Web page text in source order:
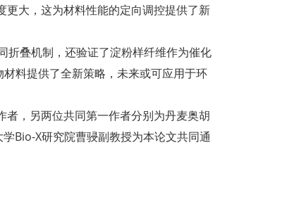
大，这为材料性能的定向调控提供了新
折叠机制，还验证了淀粉样纤维作为催化
料提供了全新策略，未来或可应用于环
，另两位共同第一作者分别为丹麦奥胡
Bio-X研究院曹骎副教授为本论文共同通